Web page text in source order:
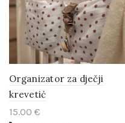
Organizator za dječji
krevetić
15.00 €